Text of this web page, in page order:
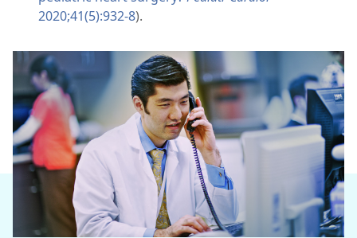
2020;41(5):932-8).